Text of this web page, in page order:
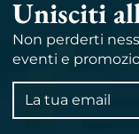
Unisciti
Non perderti
eventi e
Indirizzo
email